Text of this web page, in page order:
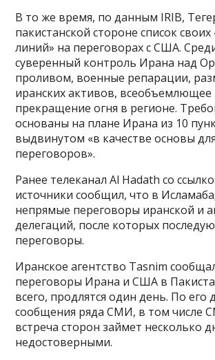
В то же время, по данным IRIB,
пакистанской стороне список своих
линий» на переговорах с США.
суверенный контроль Ирана над
проливом, военные репарации,
иранских активов, всеобъемлющее
прекращение огня в регионе.
основаны на плане Ирана из 10
выдвинутом «в качестве основы для
переговоров».
Ранее телеканал Al Hadath со
источники сообщил, что в
непрямые переговоры иранской и
делегаций, после которых
переговоры.
Иранское агентство Tasnim
переговоры Ирана и США в
всего, продлятся один день. По его
сообщения ряда СМИ, в том числе
встреча сторон займет несколько
недостоверными.